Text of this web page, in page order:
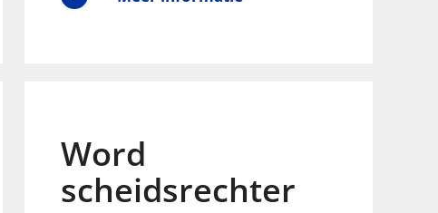
Word
scheidsrechter